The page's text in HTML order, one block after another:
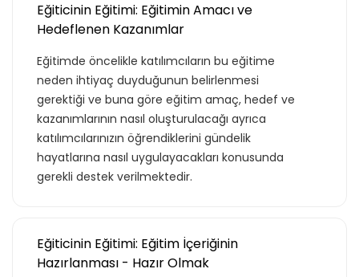
Eğiticinin Eğitimi: Eğitimin Amacı ve
Hedeflenen Kazanımlar
Eğitimde öncelikle katılımcıların bu eğitime
neden ihtiyaç duyduğunun belirlenmesi
gerektiği ve buna göre eğitim amaç, hedef ve
kazanımlarının nasıl oluşturulacağı ayrıca
katılımcılarınızın öğrendiklerini gündelik
hayatlarına nasıl uygulayacakları konusunda
gerekli destek verilmektedir.
Eğiticinin Eğitimi: Eğitim İçeriğinin
Hazırlanması - Hazır Olmak